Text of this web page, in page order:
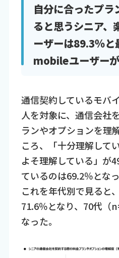
自分に合ったプラ
ると思うシニア、
ーザーは89.3％
mobileユーザー
通信契約しているモバ
人を対象に、通信会社
ランやオプションを理
ころ、「十分理解して
よそ理解している」が
ているのは69.2％となっ
これを年代別で見ると
71.6％となり、70代（
なった。